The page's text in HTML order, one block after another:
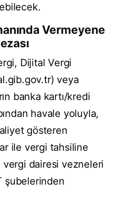
Vermeyene
Dijital Vergi
veya
banka kartı/kredi
havale yoluyla,
gösteren
ile vergi tahsiline
dairesi vezneleri
şubelerinden